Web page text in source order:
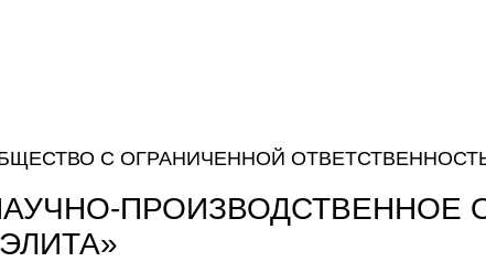
С ОГРАНИЧЕННОЙ
ПРОИЗВОДСТВЕННОЕ